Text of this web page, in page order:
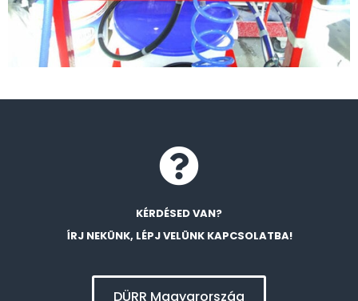
KÉRDÉSED VAN?
ÍRJ NEKÜNK, LÉPJ VELÜNK KAPCSOLATBA!
DÜRR Magyarország